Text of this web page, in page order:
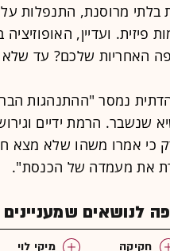
בלתי מרוסנת, התנפלות
פיזית. ועדיין,
האחריות שלכם? עד
נמסר "ההתנהגות
שנשבר. הרמת ידיים
כי אמרו משהו שלא מצא חן
את מעמדה של הכנסת".
לנושאים שמעניינים
חקיקה מיקי לוי